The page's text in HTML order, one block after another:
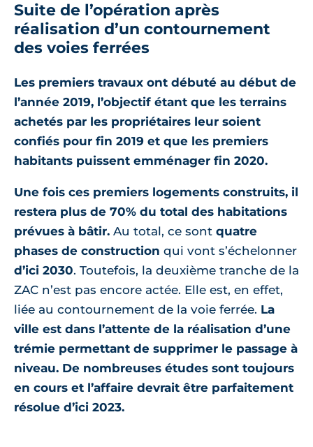
Suite de l’opération après
réalisation d’un contournement
des voies ferrées
Les premiers travaux ont débuté au début de
l’année 2019, l’objectif étant que les terrains
achetés par les propriétaires leur soient
confiés pour fin 2019 et que les premiers
habitants puissent emménager fin 2020.
Une fois ces premiers logements construits, il
restera plus de 70% du total des habitations
prévues à bâtir. Au total, ce sont quatre
phases de construction qui vont s’échelonner
d’ici 2030. Toutefois, la deuxième tranche de la
ZAC n’est pas encore actée. Elle est, en effet,
liée au contournement de la voie ferrée. La
ville est dans l’attente de la réalisation d’une
trémie permettant de supprimer le passage à
niveau. De nombreuses études sont toujours
en cours et l’affaire devrait être parfaitement
résolue d’ici 2023.